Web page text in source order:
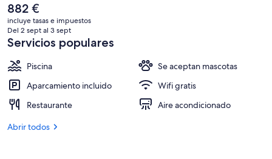
El
precio
actual
es
de
882 €
882 €
incluye tasas e impuestos
Del 2 sept al 3 sept
Servicios populares
Piscina
Se aceptan mascotas
Aparcamiento incluido
Wifi gratis
Restaurante
Aire acondicionado
Abrir todos